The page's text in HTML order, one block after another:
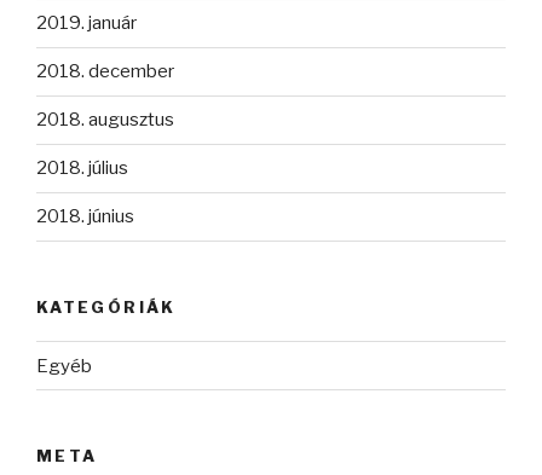
2019. január
2018. december
2018. augusztus
2018. július
2018. június
KATEGÓRIÁK
Egyéb
META